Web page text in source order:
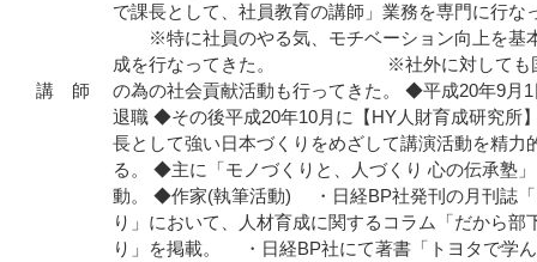
講 師
で課長として、社員教育の講師」業務を専門に行
※特に社員のやる気、モチベーション向上を基
成を行なってきた。 ※社外に対しても国
の為の社会貢献活動も行ってきた。 ◆平成20年9月
退職 ◆その後平成20年10月に【HY人財育成研究所
長として強い日本づくりをめざして講演活動を精力
る。 ◆主に「モノづくりと、人づくり 心の伝承塾
動。 ◆作家(執筆活動) ・日経BP社発刊の月刊誌「
り」において、人材育成に関するコラム「だから部
り」を掲載。 ・日経BP社にて著書「トヨタで学